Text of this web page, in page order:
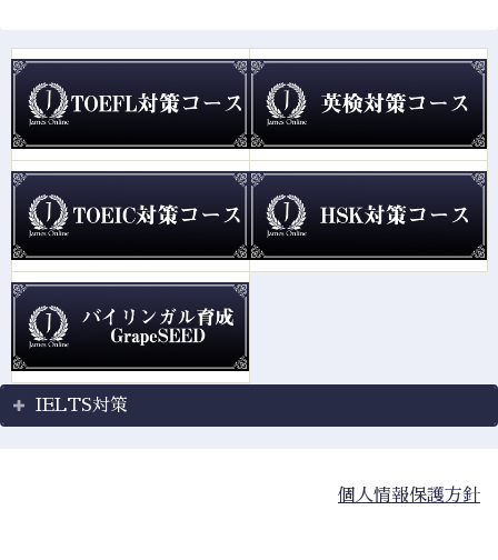
IELTS対策
個人情報保護方針